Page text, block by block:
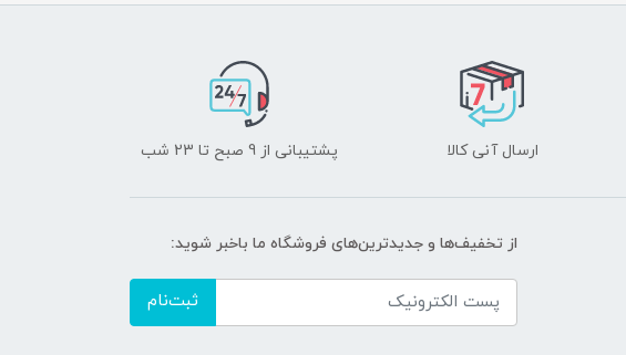
ارسال آنی کالا پشتیبانی از 9 صبح تا 23 شب
از تخفیف‌ها و جدیدترین‌های فروشگاه ما باخبر شوید:
ثبت‌نام